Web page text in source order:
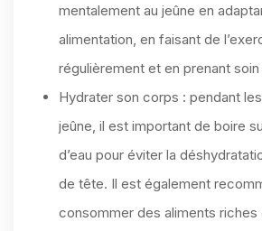
mentalement au jeûne en
alimentation, en faisant de
régulièrement et en prenant
Hydrater son corps : pendant
jeûne, il est important de boire
d’eau pour éviter la
de tête. Il est également
consommer des aliments riches